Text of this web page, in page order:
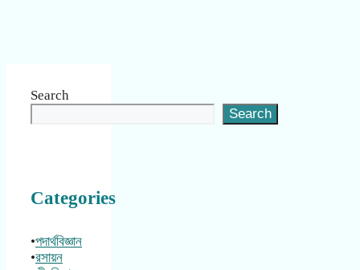
Search
Search
Categories
•পদার্থবিজ্ঞান
•রসায়ন